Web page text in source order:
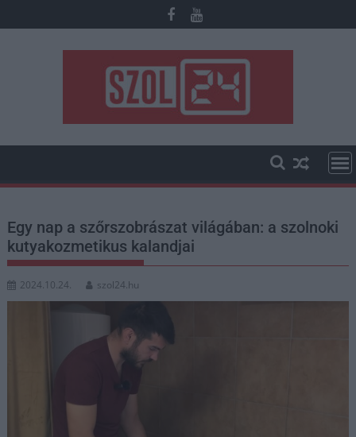
to
Egy nap a szőrszobrászat világában: a szolnoki
kutyakozmetikus kalandjai
2024.10.24. szol24.hu